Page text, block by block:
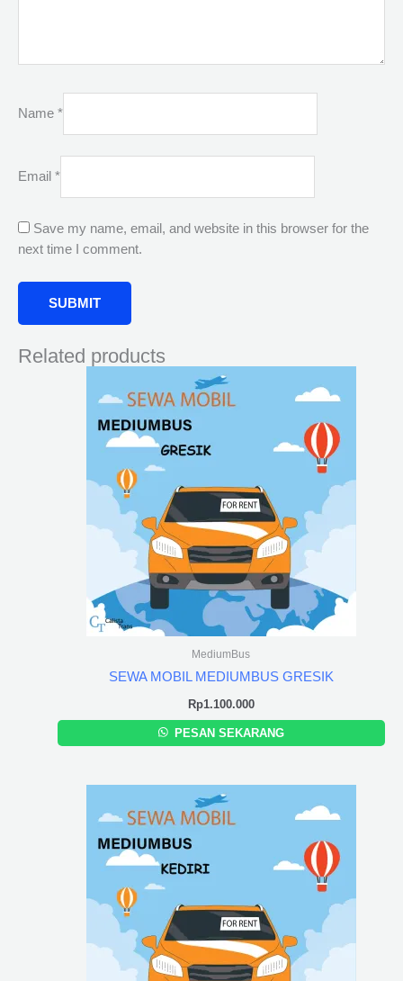
Name *
Email *
Save my name, email, and website in this browser for the
next time I comment.
Related products
MediumBus
SEWA MOBIL MEDIUMBUS GRESIK
Rp1.100.000
PESAN SEKARANG